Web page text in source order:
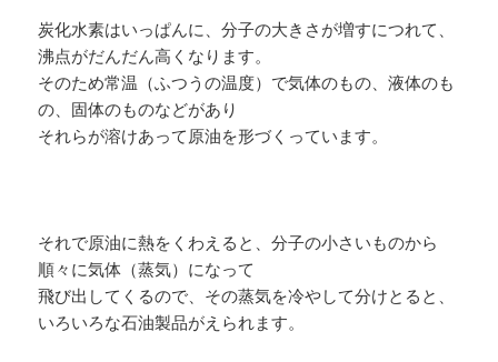
炭化水素はいっぱんに、分子の大きさが増すにつれて、
沸点がだんだん高くなります。
そのため常温（ふつうの温度）で気体のもの、液体のも
の、固体のものなどがあり
それらが溶けあって原油を形づくっています。
それで原油に熱をくわえると、分子の小さいものから
順々に気体（蒸気）になって
飛び出してくるので、その蒸気を冷やして分けとると、
いろいろな石油製品がえられます。